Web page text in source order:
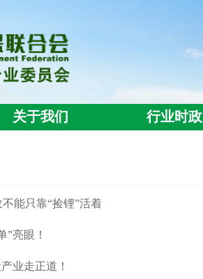
关于我们 行业时政
能只靠“捡锂”活着
”亮眼！
业走正道！